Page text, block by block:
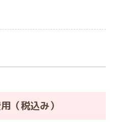
（税込み）